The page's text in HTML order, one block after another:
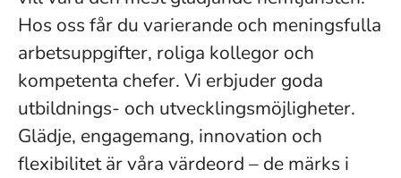
Hos oss får du varierande och meningsfulla
arbetsuppgifter, roliga kollegor och
kompetenta chefer. Vi erbjuder goda
utbildnings- och utvecklingsmöjligheter.
Glädje, engagemang, innovation och
flexibilitet är våra värdeord – de märks i